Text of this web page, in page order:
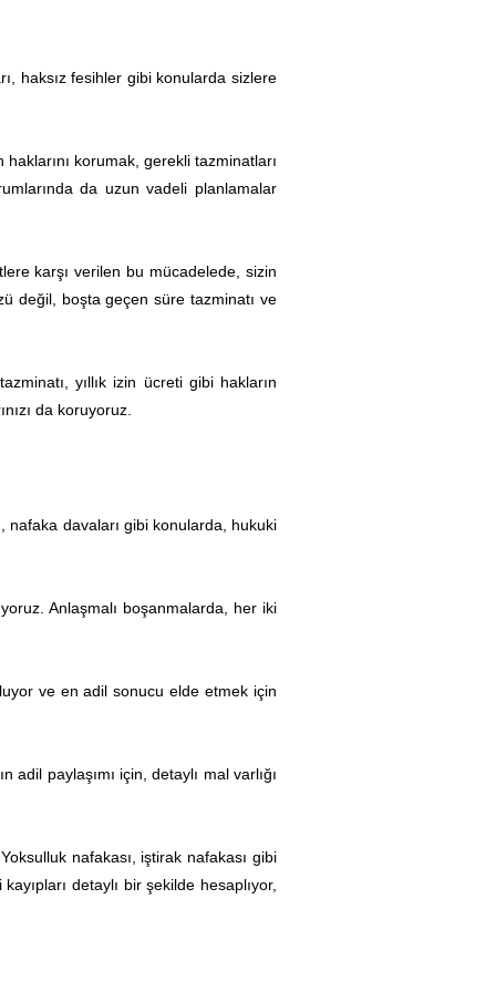
haksız fesihler gibi konularda sizlere
korumak, gerekli tazminatları
da uzun vadeli planlamalar
karşı verilen bu mücadelede, sizin
değil, boşta geçen süre tazminatı ve
yıllık izin ücreti gibi hakların
da koruyoruz.
nafaka davaları gibi konularda, hukuki
Anlaşmalı boşanmalarda, her iki
ve en adil sonucu elde etmek için
paylaşımı için, detaylı mal varlığı
nafakası, iştirak nafakası gibi
detaylı bir şekilde hesaplıyor,